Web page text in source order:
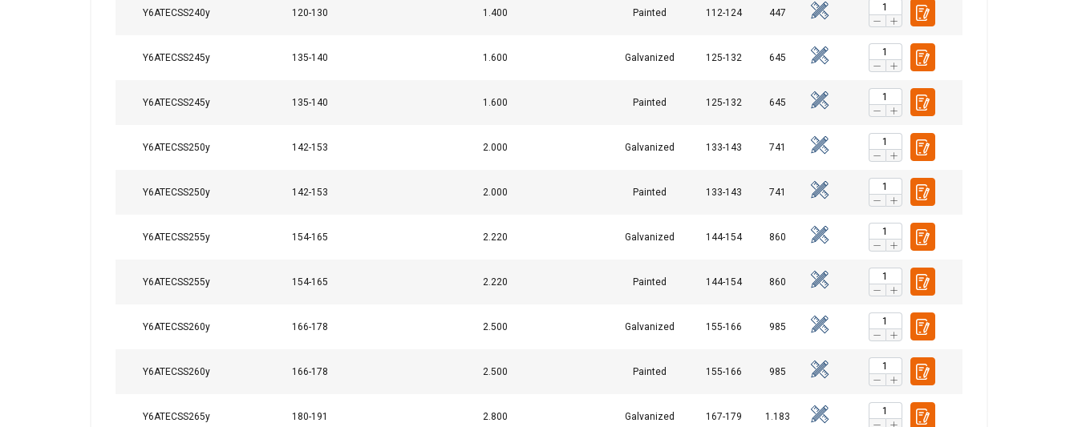
Y6ATECSS240y 120-130 1.400 Painted 112-124 447
Y6ATECSS245y 135-140 1.600 Galvanized 125-132 645
Y6ATECSS245y 135-140 1.600 Painted 125-132 645
Y6ATECSS250y 142-153 2.000 Galvanized 133-143 741
Y6ATECSS250y 142-153 2.000 Painted 133-143 741
Y6ATECSS255y 154-165 2.220 Galvanized 144-154 860
Y6ATECSS255y 154-165 2.220 Painted 144-154 860
Y6ATECSS260y 166-178 2.500 Galvanized 155-166 985
Y6ATECSS260y 166-178 2.500 Painted 155-166 985
Y6ATECSS265y 180-191 2.800 Galvanized 167-179 1.183